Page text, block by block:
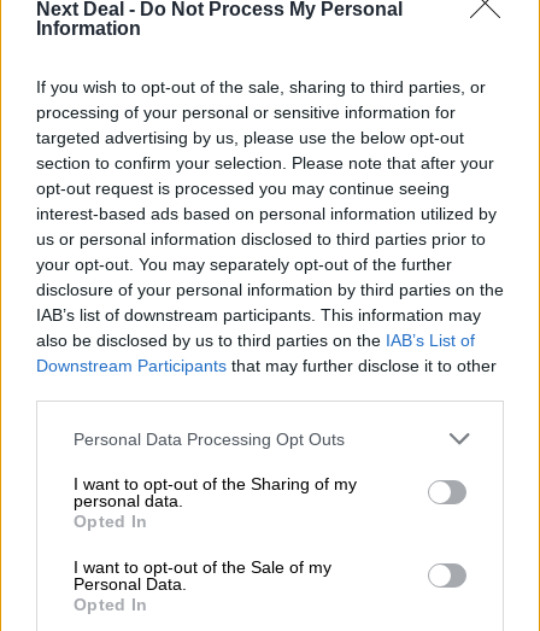
Next Deal - Do Not Process My Personal
Information
If you wish to opt-out of the sale, sharing to third parties, or
processing of your personal or sensitive information for
targeted advertising by us, please use the below opt-out
section to confirm your selection. Please note that after your
opt-out request is processed you may continue seeing
interest-based ads based on personal information utilized by
us or personal information disclosed to third parties prior to
your opt-out. You may separately opt-out of the further
disclosure of your personal information by third parties on the
IAB’s list of downstream participants. This information may
also be disclosed by us to third parties on the IAB’s List of
Downstream Participants that may further disclose it to other
Personal Data Processing Opt Outs
I want to opt-out of the Sharing of my
personal data.
Opted In
I want to opt-out of the Sale of my
Personal Data.
Opted In
κατοικίας διαχρονικά.
Πέραν της μακροπροληπτικής πολιτικής, η προώθηση
υψίστης σημασίας. Μέσω της εμβάθυνσης των
ευρωπαϊκών κεφαλαιαγορών και της διεύρυνσης των
εναλλακτικών επενδυτικών ευκαιριών, θα μπορούσε να
περιοριστεί σταδιακά η διαρθρωτική προτίμηση για την
ακίνητη περιουσία ως μέσο αποθεματοποίησης
πλούτου, αμβλύνοντας έτσι τις επίμονες πιέσεις στις
αγορές κατοικίας από την πλευρά της ζήτησης.
Τέλος, η αυξημένη διαφάνεια και οι ισχυρότερες
δικλίδες ασφαλείας έναντι της χρήσης αδήλωτων
κεφαλαίων στις αγοραπωλησίες ακινήτων μπορούν να
ζήτησης που δεν δικαιολογούνται από τα θεμελιώδη
Συγχρόνως, πρέπει να υπογραμμιστεί ότι οι κεντρικές
τράπεζες δεν δύνανται να λύσουν το πρόβλημα αυτό
από μόνες τους. Η οικονομική προσιτότητα της
στέγασης ουσιαστικά διαμορφώνεται από τις συνθήκες
στην πλευρά της προσφοράς, από τη δημοσιονομική